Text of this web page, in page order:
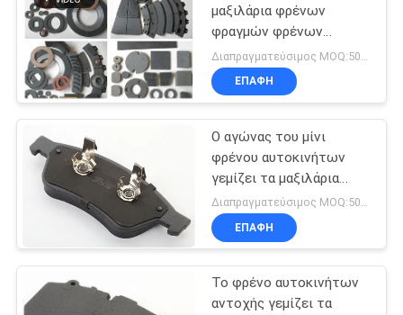
μαξιλάρια φρένων
φραγμών φρένων
Relining φρένων
επενδύσεων φρένων
μορφής βιομηχανικά
ΕΠΑΦΉ
Ο αγώνας του μίνι
φρένου αυτοκινήτων
γεμίζει τα μαξιλάρια
φρένων δίσκων για τα
μαξιλάρια φρένων ταξί
φορτηγών λεωφορείων
Διαπραγματεύσιμος MOQ:50 σύνολα
ΕΠΑΦΉ
Το φρένο αυτοκινήτων
αντοχής γεμίζει τα